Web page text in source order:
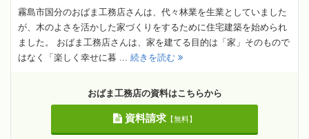
霧島市国分のおばま工務店さんは、代々林業を生業としていました
が、木のよさを活かした家づくりをするために住宅建築を始められ
ました。 おばま工務店さんは、家を建てる目的は「家」そのもので
はなく「楽しく幸せに暮 ... 続きを読む
おばま工務店の資料はこちらから
資料請求【無料】